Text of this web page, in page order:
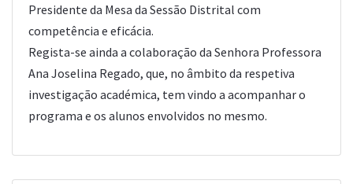
Presidente da Mesa da Sessão Distrital com
competência e eficácia.
Regista-se ainda a colaboração da Senhora Professora
Ana Joselina Regado, que, no âmbito da respetiva
investigação académica, tem vindo a acompanhar o
programa e os alunos envolvidos no mesmo.